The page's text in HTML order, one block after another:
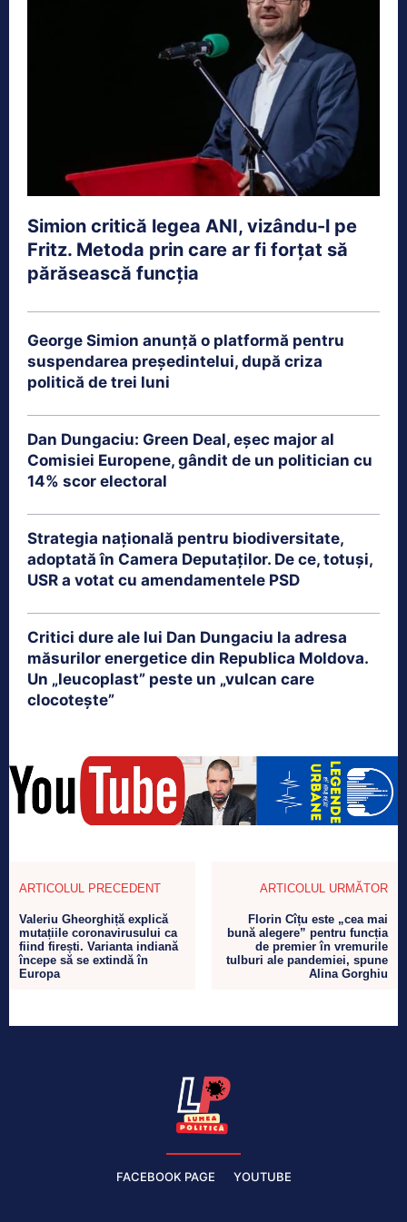
Simion critică legea ANI, vizându-l pe
Fritz. Metoda prin care ar fi forțat să
părăsească funcția
George Simion anunță o platformă pentru
suspendarea președintelui, după criza
politică de trei luni
Dan Dungaciu: Green Deal, eșec major al
Comisiei Europene, gândit de un politician cu
14% scor electoral
Strategia națională pentru biodiversitate,
adoptată în Camera Deputaților. De ce, totuși,
USR a votat cu amendamentele PSD
Critici dure ale lui Dan Dungaciu la adresa
măsurilor energetice din Republica Moldova.
Un „leucoplast” peste un „vulcan care
clocotește”
ARTICOLUL PRECEDENT
Valeriu Gheorghiță explică
mutațiile coronavirusului ca
fiind firești. Varianta indiană
începe să se extindă în
Europa
ARTICOLUL URMĂTOR
Florin Cîțu este „cea mai
bună alegere” pentru funcția
de premier în vremurile
tulburi ale pandemiei, spune
Alina Gorghiu
FACEBOOK PAGE YOUTUBE